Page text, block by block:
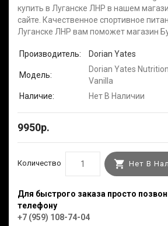
купить в Луганске ЛНР в нашем
сайте. Качественное спортивное
Луганске ЛНР вам поможет магазин
Производитель: Dorian Yates
Модель:
Dorian Yates
Vanilla
Наличие:
Нет В Наличии
9950р.
Количество Нет В
Для быстрого заказа просто
телефону
+7 (959) 108-74-04